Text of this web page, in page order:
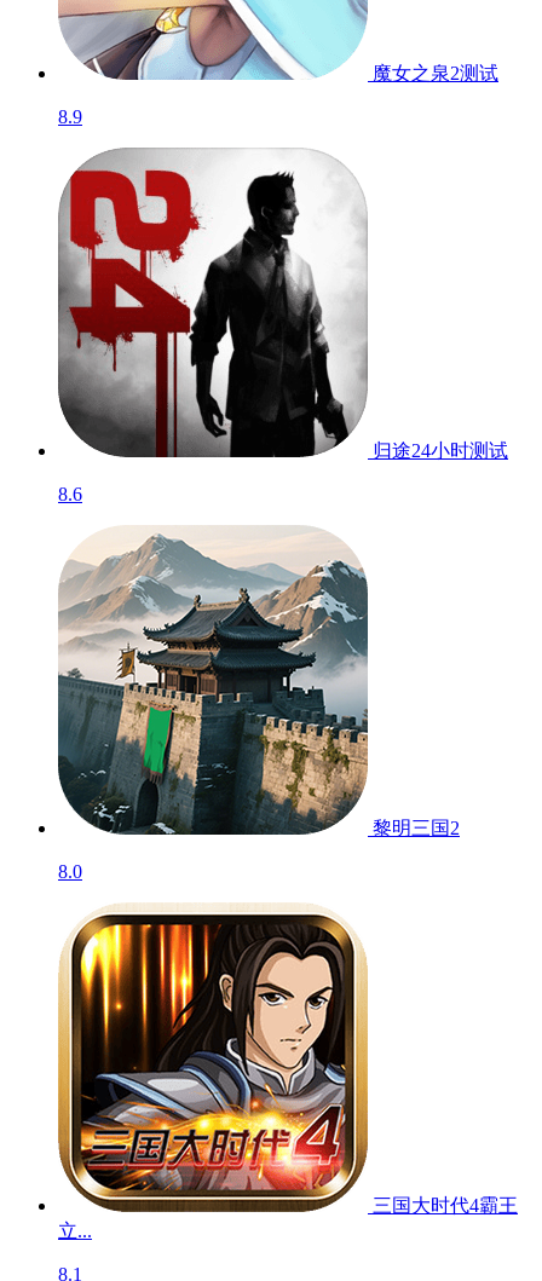
魔女之泉2测试
8.9
归途24小时测试
8.6
黎明三国2
8.0
三国大时代4霸王
立...
8.1